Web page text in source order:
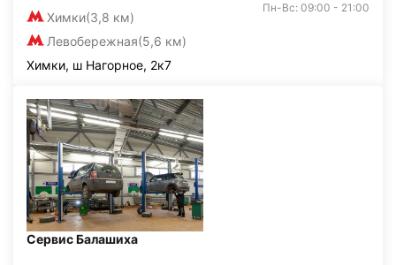
Химки(3,8 км)
Левобережная(5,6 км)
Пн-Вс: 09:00 - 21:00
Химки, ш Нагорное, 2к7
Сервис Балашиха